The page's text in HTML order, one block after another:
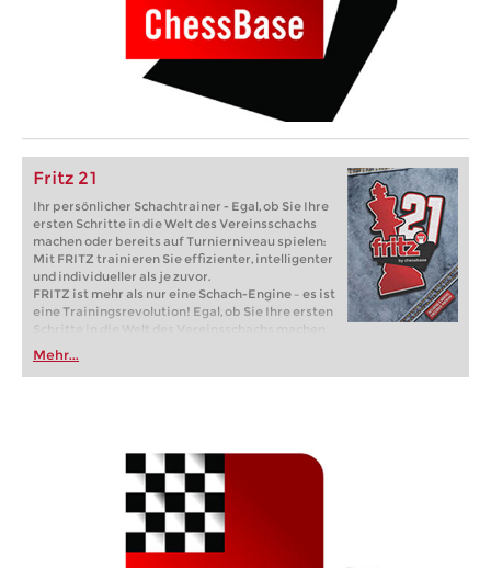
Fritz 21
Ihr persönlicher Schachtrainer - Egal, ob Sie Ihre
ersten Schritte in die Welt des Vereinsschachs
machen oder bereits auf Turnierniveau spielen:
Mit FRITZ trainieren Sie effizienter, intelligenter
und individueller als je zuvor.
FRITZ ist mehr als nur eine Schach-Engine – es ist
eine Trainingsrevolution! Egal, ob Sie Ihre ersten
Schritte in die Welt des Vereinsschachs machen
oder bereits auf Turnierniveau spielen: Mit
FRITZ trainieren Sie effizienter, intelligenter und
individueller als je zuvor.
Mehr...